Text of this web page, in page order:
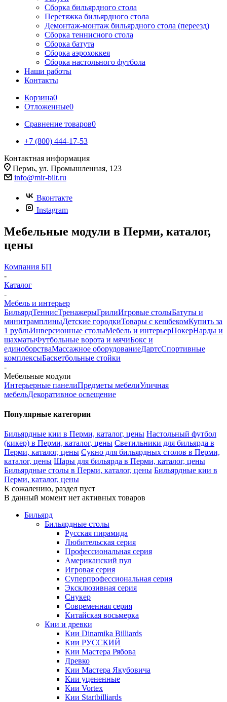
Сборка бильярдного стола
Перетяжка бильярдного стола
Демонтаж-монтаж бильярдного стола (переезд)
Сборка теннисного стола
Сборка батута
Сборка аэрохоккея
Сборка настольного футбола
Наши работы
Контакты
Корзина0
Отложенные0
Сравнение товаров0
+7 (800) 444-17-53
Контактная информация
Пермь, ул. Промышленная, 123
info@mir-bilt.ru
Вконтакте
Instagram
Мебельные модули в Перми, каталог,
цены
Компания БП
-
Каталог
-
Мебель и интерьер
БильярдТеннисТренажерыГрилиИгровые столыБатуты и
минитрамплиныДетские городкиТовары с кешбекомКупить за
1 рубльИнверсионные столыМебель и интерьерПокерНарды и
шахматыФутбольные ворота и мячиБокс и
единоборстваМассажное оборудованиеДартсСпортивные
комплексыБаскетбольные стойки
-
Мебельные модули
Интерьерные панелиПредметы мебелиУличная
мебельДекоративное освещение
Популярные категории
Бильярдные кии в Перми, каталог, цены Настольный футбол
(кикер) в Перми, каталог, цены Светильники для бильярда в
Перми, каталог, цены Сукно для бильярдных столов в Перми,
каталог, цены Шары для бильярда в Перми, каталог, цены
Бильярдные столы в Перми, каталог, цены Бильярдные кии в
Перми, каталог, цены
К сожалению, раздел пуст
В данный момент нет активных товаров
Бильярд
Бильярдные столы
Русская пирамида
Любительская серия
Профессиональная серия
Американский пул
Игровая серия
Суперпрофессиональная серия
Эксклюзивная серия
Снукер
Современная серия
Китайская восьмерка
Кии и древки
Кии Dinamika Billiards
Кии РУССКИЙ
Кии Мастера Рябова
Древко
Кии Мастера Якубовича
Кии уцененные
Кии Vortex
Кии Startbilliards